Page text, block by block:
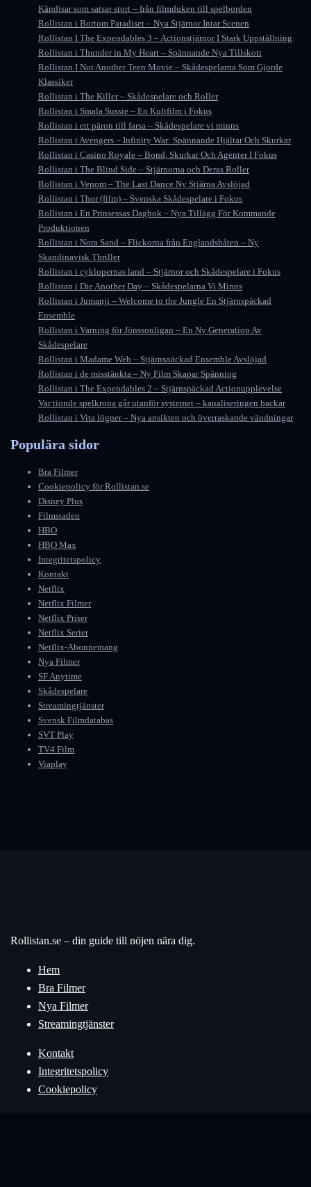
Kändisar som satsar stort – från filmduken till spelborden
Rollistan i Bortom Paradiset – Nya Stjärnor Intar Scenen
Rollistan I The Expendables 3 – Actionstjärnor I Stark Uppställning
Rollistan i Thunder in My Heart – Spännande Nya Tillskott
Rollistan I Not Another Teen Movie – Skådespelarna Som Gjorde
Klassiker
Rollistan i The Killer – Skådespelare och Roller
Rollistan i Smala Sussie – En Kultfilm i Fokus
Rollistan i ett päron till farsa – Skådespelare vi minns
Rollistan i Avengers – Infinity War: Spännande Hjältar Och Skurkar
Rollistan i Casino Royale – Bond, Skurkar Och Agenter I Fokus
Rollistan i The Blind Side – Stjärnorna och Deras Roller
Rollistan i Venom – The Last Dance Ny Stjärna Avslöjad
Rollistan i Thor (film) – Svenska Skådespelare i Fokus
Rollistan i En Prinsessas Dagbok – Nya Tillägg För Kommande
Produktionen
Rollistan i Nora Sand – Flickorna från Englandsbåten – Ny
Skandinavisk Thriller
Rollistan i cyklopernas land – Stjärnor och Skådespelare i Fokus
Rollistan i Die Another Day – Skådespelarna Vi Minns
Rollistan i Jumanji – Welcome to the Jungle En Stjärnspäckad
Ensemble
Rollistan i Varning för Jönssonligan – En Ny Generation Av
Skådespelare
Rollistan i Madame Web – Stjärnspäckad Ensemble Avslöjad
Rollistan i de misstänkta – Ny Film Skapar Spänning
Rollistan i The Expendables 2 – Stjärnspäckad Actionupplevelse
Var tionde spelkrona går utanför systemet – kanaliseringen backar
Rollistan i Vita lögner – Nya ansikten och överraskande vändningar
Populära sidor
Bra Filmer
Cookiepolicy för Rollistan.se
Disney Plus
Filmstaden
HBO
HBO Max
Integritetspolicy
Kontakt
Netflix
Netflix Filmer
Netflix Priser
Netflix Serier
Netflix-Abonnemang
Nya Filmer
SF Anytime
Skådespelare
Streamingtjänster
Svensk Filmdatabas
SVT Play
TV4 Film
Viaplay
Rollistan.se – din guide till nöjen nära dig.
Hem
Bra Filmer
Nya Filmer
Streamingtjänster
Kontakt
Integritetspolicy
Cookiepolicy